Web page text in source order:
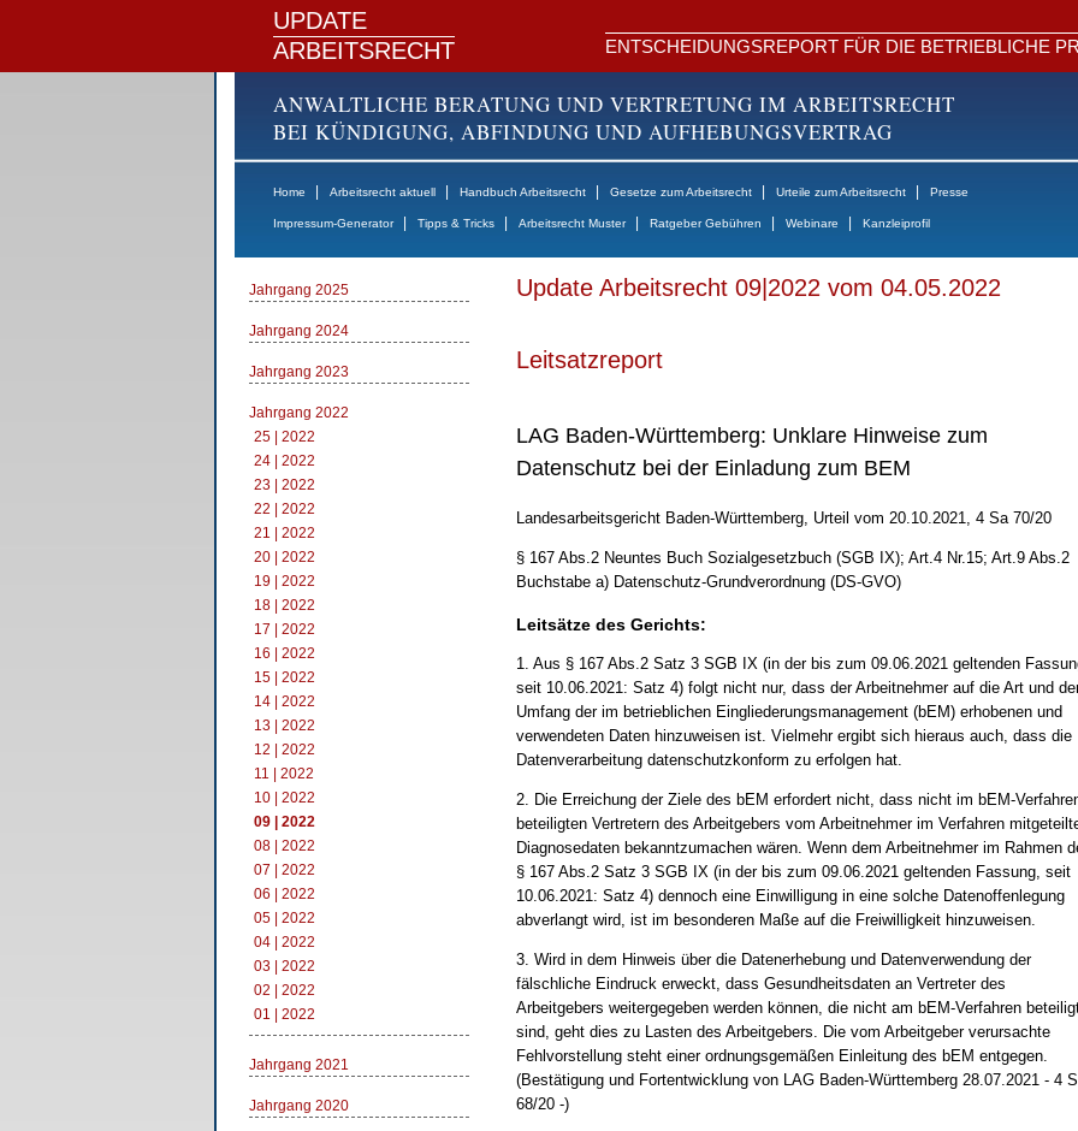
UPDATE
ARBEITSRECHT
ENTSCHEIDUNGSREPORT FÜR DIE BETRIEBLICHE
ANWALTLICHE BERATUNG UND VERTRETUNG IM ARBEITSRECHT
BEI KÜNDIGUNG, ABFINDUNG UND AUFHEBUNGSVERTRAG
Home Arbeitsrecht aktuell Handbuch Arbeitsrecht Gesetze zum Arbeitsrecht Urteile zum Arbeitsrecht Presse
Impressum-Generator Tipps & Tricks Arbeitsrecht Muster Ratgeber Gebühren Webinare Kanzleiprofil
Jahrgang 2025
Jahrgang 2024
Jahrgang 2023
Jahrgang 2022
25 | 2022
24 | 2022
23 | 2022
22 | 2022
21 | 2022
20 | 2022
19 | 2022
18 | 2022
17 | 2022
16 | 2022
15 | 2022
14 | 2022
13 | 2022
12 | 2022
11 | 2022
10 | 2022
09 | 2022
08 | 2022
07 | 2022
06 | 2022
05 | 2022
04 | 2022
03 | 2022
02 | 2022
01 | 2022
Jahrgang 2021
Jahrgang 2020
Update Arbeitsrecht 09|2022 vom 04.05.2022
Leitsatzreport
LAG Baden-Württemberg: Unklare Hinweise zum
Datenschutz bei der Einladung zum BEM
Landesarbeitsgericht Baden-Württemberg, Urteil vom 20.10.2021, 4 Sa 70/20
§ 167 Abs.2 Neuntes Buch Sozialgesetzbuch (SGB IX); Art.4 Nr.15; Art.9 Abs.2
Buchstabe a) Datenschutz-Grundverordnung (DS-GVO)
Leitsätze des Gerichts:
1. Aus § 167 Abs.2 Satz 3 SGB IX (in der bis zum 09.06.2021 geltenden
seit 10.06.2021: Satz 4) folgt nicht nur, dass der Arbeitnehmer auf die Art und
Umfang der im betrieblichen Eingliederungsmanagement (bEM) erhobenen und
verwendeten Daten hinzuweisen ist. Vielmehr ergibt sich hieraus auch, dass die
Datenverarbeitung datenschutzkonform zu erfolgen hat.
2. Die Erreichung der Ziele des bEM erfordert nicht, dass nicht im bEM-
beteiligten Vertretern des Arbeitgebers vom Arbeitnehmer im Verfahren
Diagnosedaten bekanntzumachen wären. Wenn dem Arbeitnehmer im Rahmen
§ 167 Abs.2 Satz 3 SGB IX (in der bis zum 09.06.2021 geltenden Fassung, seit
10.06.2021: Satz 4) dennoch eine Einwilligung in eine solche Datenoffenlegung
abverlangt wird, ist im besonderen Maße auf die Freiwilligkeit hinzuweisen.
3. Wird in dem Hinweis über die Datenerhebung und Datenverwendung der
fälschliche Eindruck erweckt, dass Gesundheitsdaten an Vertreter des
Arbeitgebers weitergegeben werden können, die nicht am bEM-Verfahren
sind, geht dies zu Lasten des Arbeitgebers. Die vom Arbeitgeber verursachte
Fehlvorstellung steht einer ordnungsgemäßen Einleitung des bEM entgegen.
(Bestätigung und Fortentwicklung von LAG Baden-Württemberg 28.07.2021 - 4
68/20 -)